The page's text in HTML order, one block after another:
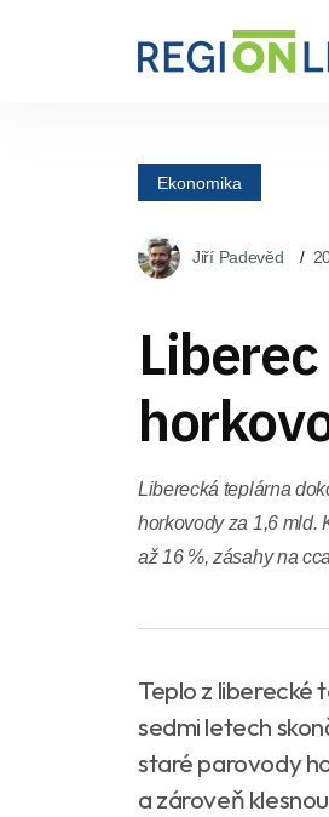
Ekonomika
Jiří Padevěd
Liberecká teplárna
horkovody za 1,6 mld.
až 16 %, zásahy na
Teplo z liberecké
sedmi letech
staré parovody
a zároveň